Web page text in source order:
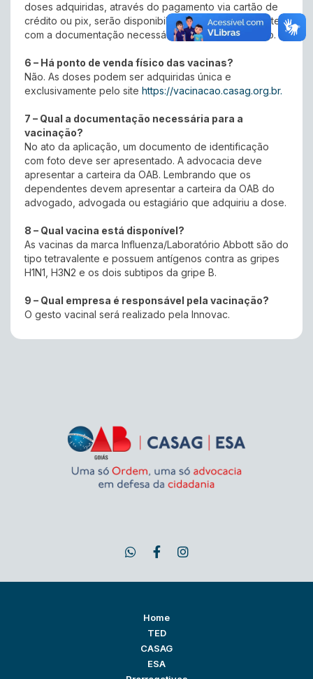
doses adquiridas, através do pagamento via cartão de
crédito ou pix, serão disponibilizadas para os presentes
com a documentação necessária no dia da vacinação.
6 – Há ponto de venda físico das vacinas?
Não. As doses podem ser adquiridas única e
exclusivamente pelo site https://vacinacao.casag.org.br.
7 – Qual a documentação necessária para a
vacinação?
No ato da aplicação, um documento de identificação
com foto deve ser apresentado. A advocacia deve
apresentar a carteira da OAB. Lembrando que os
dependentes devem apresentar a carteira da OAB do
advogado, advogada ou estagiário que adquiriu a dose.
8 – Qual vacina está disponível?
As vacinas da marca Influenza/Laboratório Abbott são do
tipo tetravalente e possuem antígenos contra as gripes
H1N1, H3N2 e os dois subtipos da gripe B.
9 – Qual empresa é responsável pela vacinação?
O gesto vacinal será realizado pela Innovac.
Home
TED
CASAG
ESA